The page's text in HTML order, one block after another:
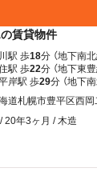
賃貸物件
駅 歩18分 （地下南北
駅 歩22分 （地下東豊
岸駅 歩29分 （地下南
道札幌市豊平区西岡
20年3ヶ月 / 木造